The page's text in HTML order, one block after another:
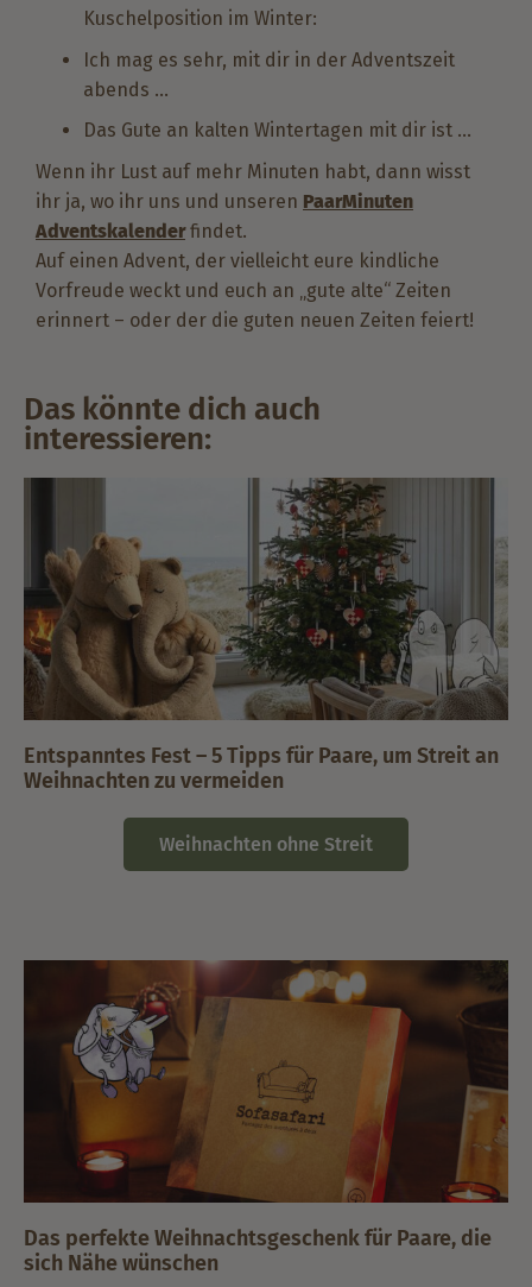
Kuschelposition im Winter:
Ich mag es sehr, mit dir in der Adventszeit
abends …
Das Gute an kalten Wintertagen mit dir ist …
Wenn ihr Lust auf mehr Minuten habt, dann wisst
ihr ja, wo ihr uns und unseren PaarMinuten
Adventskalenderfindet.
Auf einen Advent, der vielleicht eure kindliche
Vorfreude weckt und euch an „gute alte“ Zeiten
erinnert – oder der die guten neuen Zeiten feiert!
Das könnte dich auch
interessieren:
Entspanntes Fest – 5 Tipps für Paare, um Streit an
Weihnachten zu vermeiden
Weihnachten ohne Streit
Das perfekte Weihnachtsgeschenk für Paare, die
sich Nähe wünschen